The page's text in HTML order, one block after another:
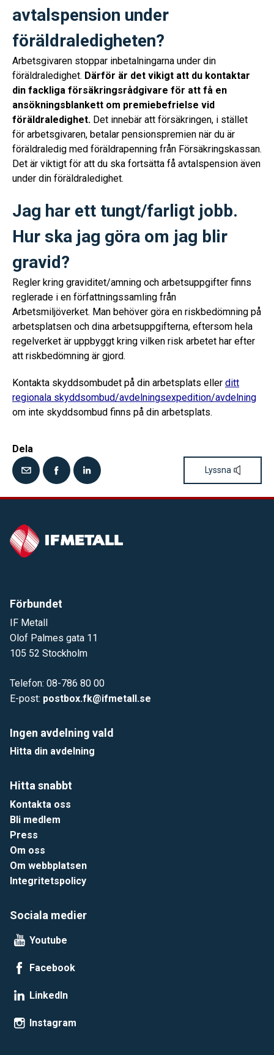
avtalspension under
föräldraledigheten?
Arbetsgivaren stoppar inbetalningarna under din
föräldraledighet. Därför är det vikigt att du kontaktar
din fackliga försäkringsrådgivare för att få en
ansökningsblankett om premiebefrielse vid
föräldraledighet. Det innebär att försäkringen, i stället
för arbetsgivaren, betalar pensionspremien när du är
föräldraledig med föräldrapenning från Försäkringskassan.
Det är viktigt för att du ska fortsätta få avtalspension även
under din föräldraledighet.
Jag har ett tungt/farligt jobb.
Hur ska jag göra om jag blir
gravid?
Regler kring graviditet/amning och arbetsuppgifter finns
reglerade i en författningssamling från
Arbetsmiljöverket. Man behöver göra en riskbedömning på
arbetsplatsen och dina arbetsuppgifterna, eftersom hela
regelverket är uppbyggt kring vilken risk arbetet har efter
att riskbedömning är gjord.
Kontakta skyddsombudet på din arbetsplats eller ditt
regionala skyddsombud/avdelningsexpedition/avdelning
om inte skyddsombud finns på din arbetsplats.
Dela
Lyssna
Förbundet
IF Metall
Olof Palmes gata 11
105 52 Stockholm
Telefon: 08-786 80 00
E-post: postbox.fk@ifmetall.se
Ingen avdelning vald
Hitta din avdelning
Hitta snabbt
Kontakta oss
Bli medlem
Press
Om oss
Om webbplatsen
Integritetspolicy
Sociala medier
Youtube
Facebook
LinkedIn
Instagram